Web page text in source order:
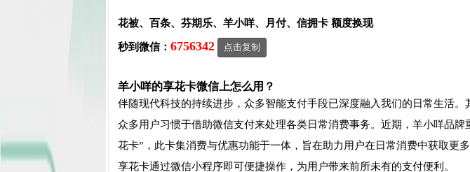
花被、百条、芬期乐、羊小咩、月付、信拥卡 额度换现
秒到微信： 6756342 点击复制
羊小咩的享花卡微信上怎么用？
伴随现代科技的持续进步，众多智能支付手段已深度融入我们的日常生活
众多用户习惯于借助微信支付来处理各类日常消费事务。近期，羊小咩品
花卡”，此卡集消费与优惠功能于一体，旨在助力用户在日常消费中获取更
享花卡通过微信小程序即可便捷操作，为用户带来前所未有的支付便利。